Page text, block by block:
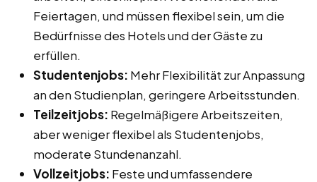
Feiertagen, und müssen flexibel sein, um die
Bedürfnisse des Hotels und der Gäste zu
erfüllen.
Studentenjobs: Mehr Flexibilität zur Anpassung
an den Studienplan, geringere Arbeitsstunden.
Teilzeitjobs: Regelmäßigere Arbeitszeiten,
aber weniger flexibel als Studentenjobs,
moderate Stundenanzahl.
Vollzeitjobs: Feste und umfassendere